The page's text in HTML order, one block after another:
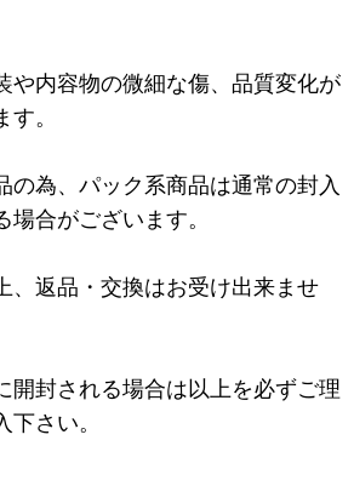
や内容物の微細な傷、品質変化が
。
の為、パック系商品は通常の封入
合がございます。
、返品・交換はお受け出来ませ
開封される場合は以上を必ずご理
さい。